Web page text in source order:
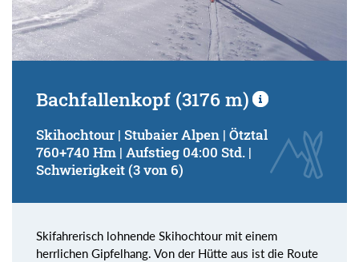
Bachfallenkopf (3176 m)
Skihochtour | Stubaier Alpen | Ötztal
760+740 Hm | Aufstieg 04:00 Std. |
Schwierigkeit (3 von 6)
Skifahrerisch lohnende Skihochtour mit einem
herrlichen Gipfelhang. Von der Hütte aus ist die Route